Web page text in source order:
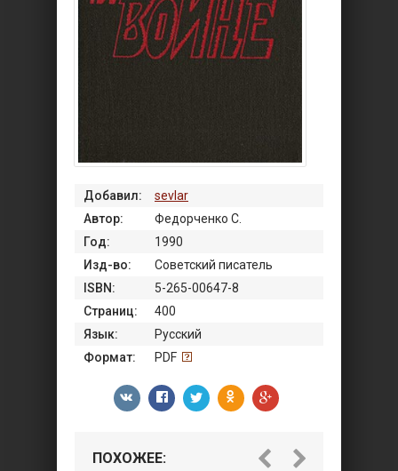
Добавил:
sevlar
Автор:
Федорченко С.
Год:
1990
Изд-во:
Советский писатель
ISBN:
5-265-00647-8
Страниц:
400
Язык:
Русский
Формат:
PDF
ПОХОЖЕЕ: